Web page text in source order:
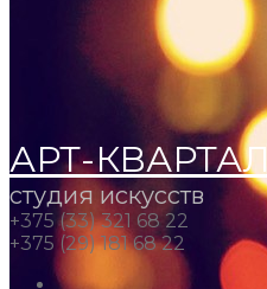
АРТ-КВАРТАЛ
студия искусств
+375 (33) 321 68 22
+375 (29) 181 68 22